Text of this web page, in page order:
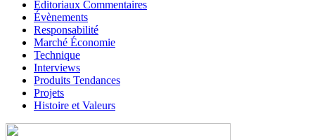
Éditoriaux Commentaires
Évènements
Responsabilité
Marché Économie
Technique
Interviews
Produits Tendances
Projets
Histoire et Valeurs